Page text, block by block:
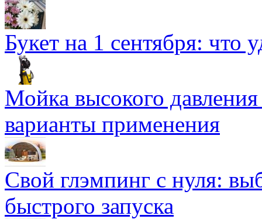
Букет на 1 сентября: что
Мойка высокого
варианты применения
Свой глэмпинг с нуля:
быстрого запуска